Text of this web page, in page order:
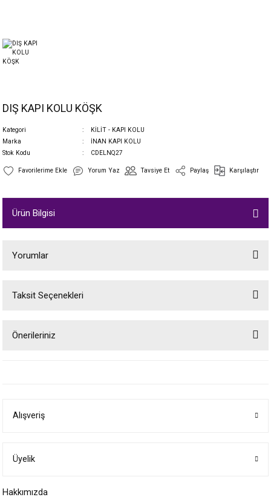
DIŞ KAPI KOLU KÖŞK
Kategori
KİLİT - KAPI KOLU
Marka
İNAN KAPI KOLU
Stok Kodu
CDELNQ27
Yorum Yaz Tavsiye Et Paylaş Karşılaştır
Ürün Bilgisi
Yorumlar
Taksit Seçenekleri
Önerileriniz
Ürün bilgilerinde hatalar bulunuyor.
Bu ürüne benzer farklı alternatifler olmalı.
Alışveriş
Üyelik
Hakkımızda